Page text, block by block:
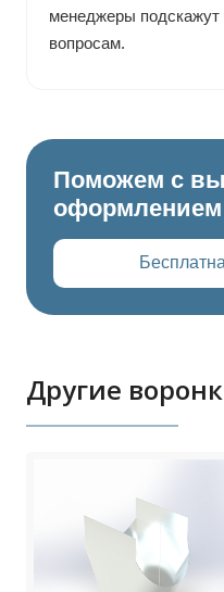
менеджеры
вопросам.
Поможем с
оформлением
Другие